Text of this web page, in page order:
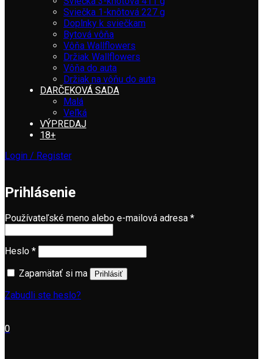
Sviečka 1-knôtová 227 g
Doplnky k sviečkam
Bytová vôňa
Vôňa Wallflowers
Držiak Wallflowers
Vôňa do auta
Držiak na vôňu do auta
DARČEKOVÁ SADA
Malá
Veľká
VÝPREDAJ
18+
Login / Register
Prihlásenie
Používateľské meno alebo e-mailová adresa *
Heslo *
Zapamätať si ma
Prihlásiť
Zabudli ste heslo?
0